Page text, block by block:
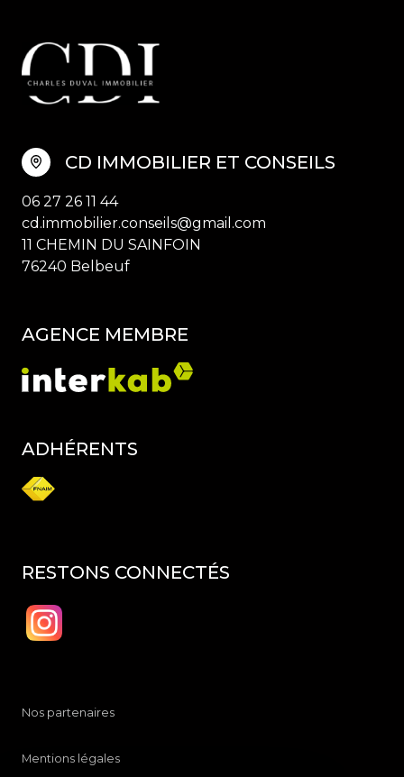
CD IMMOBILIER ET CONSEILS
06 27 26 11 44
cd.immobilier.conseils@gmail.com
11 CHEMIN DU SAINFOIN
76240 Belbeuf
AGENCE MEMBRE
ADHÉRENTS
RESTONS CONNECTÉS
Nos partenaires
Mentions légales